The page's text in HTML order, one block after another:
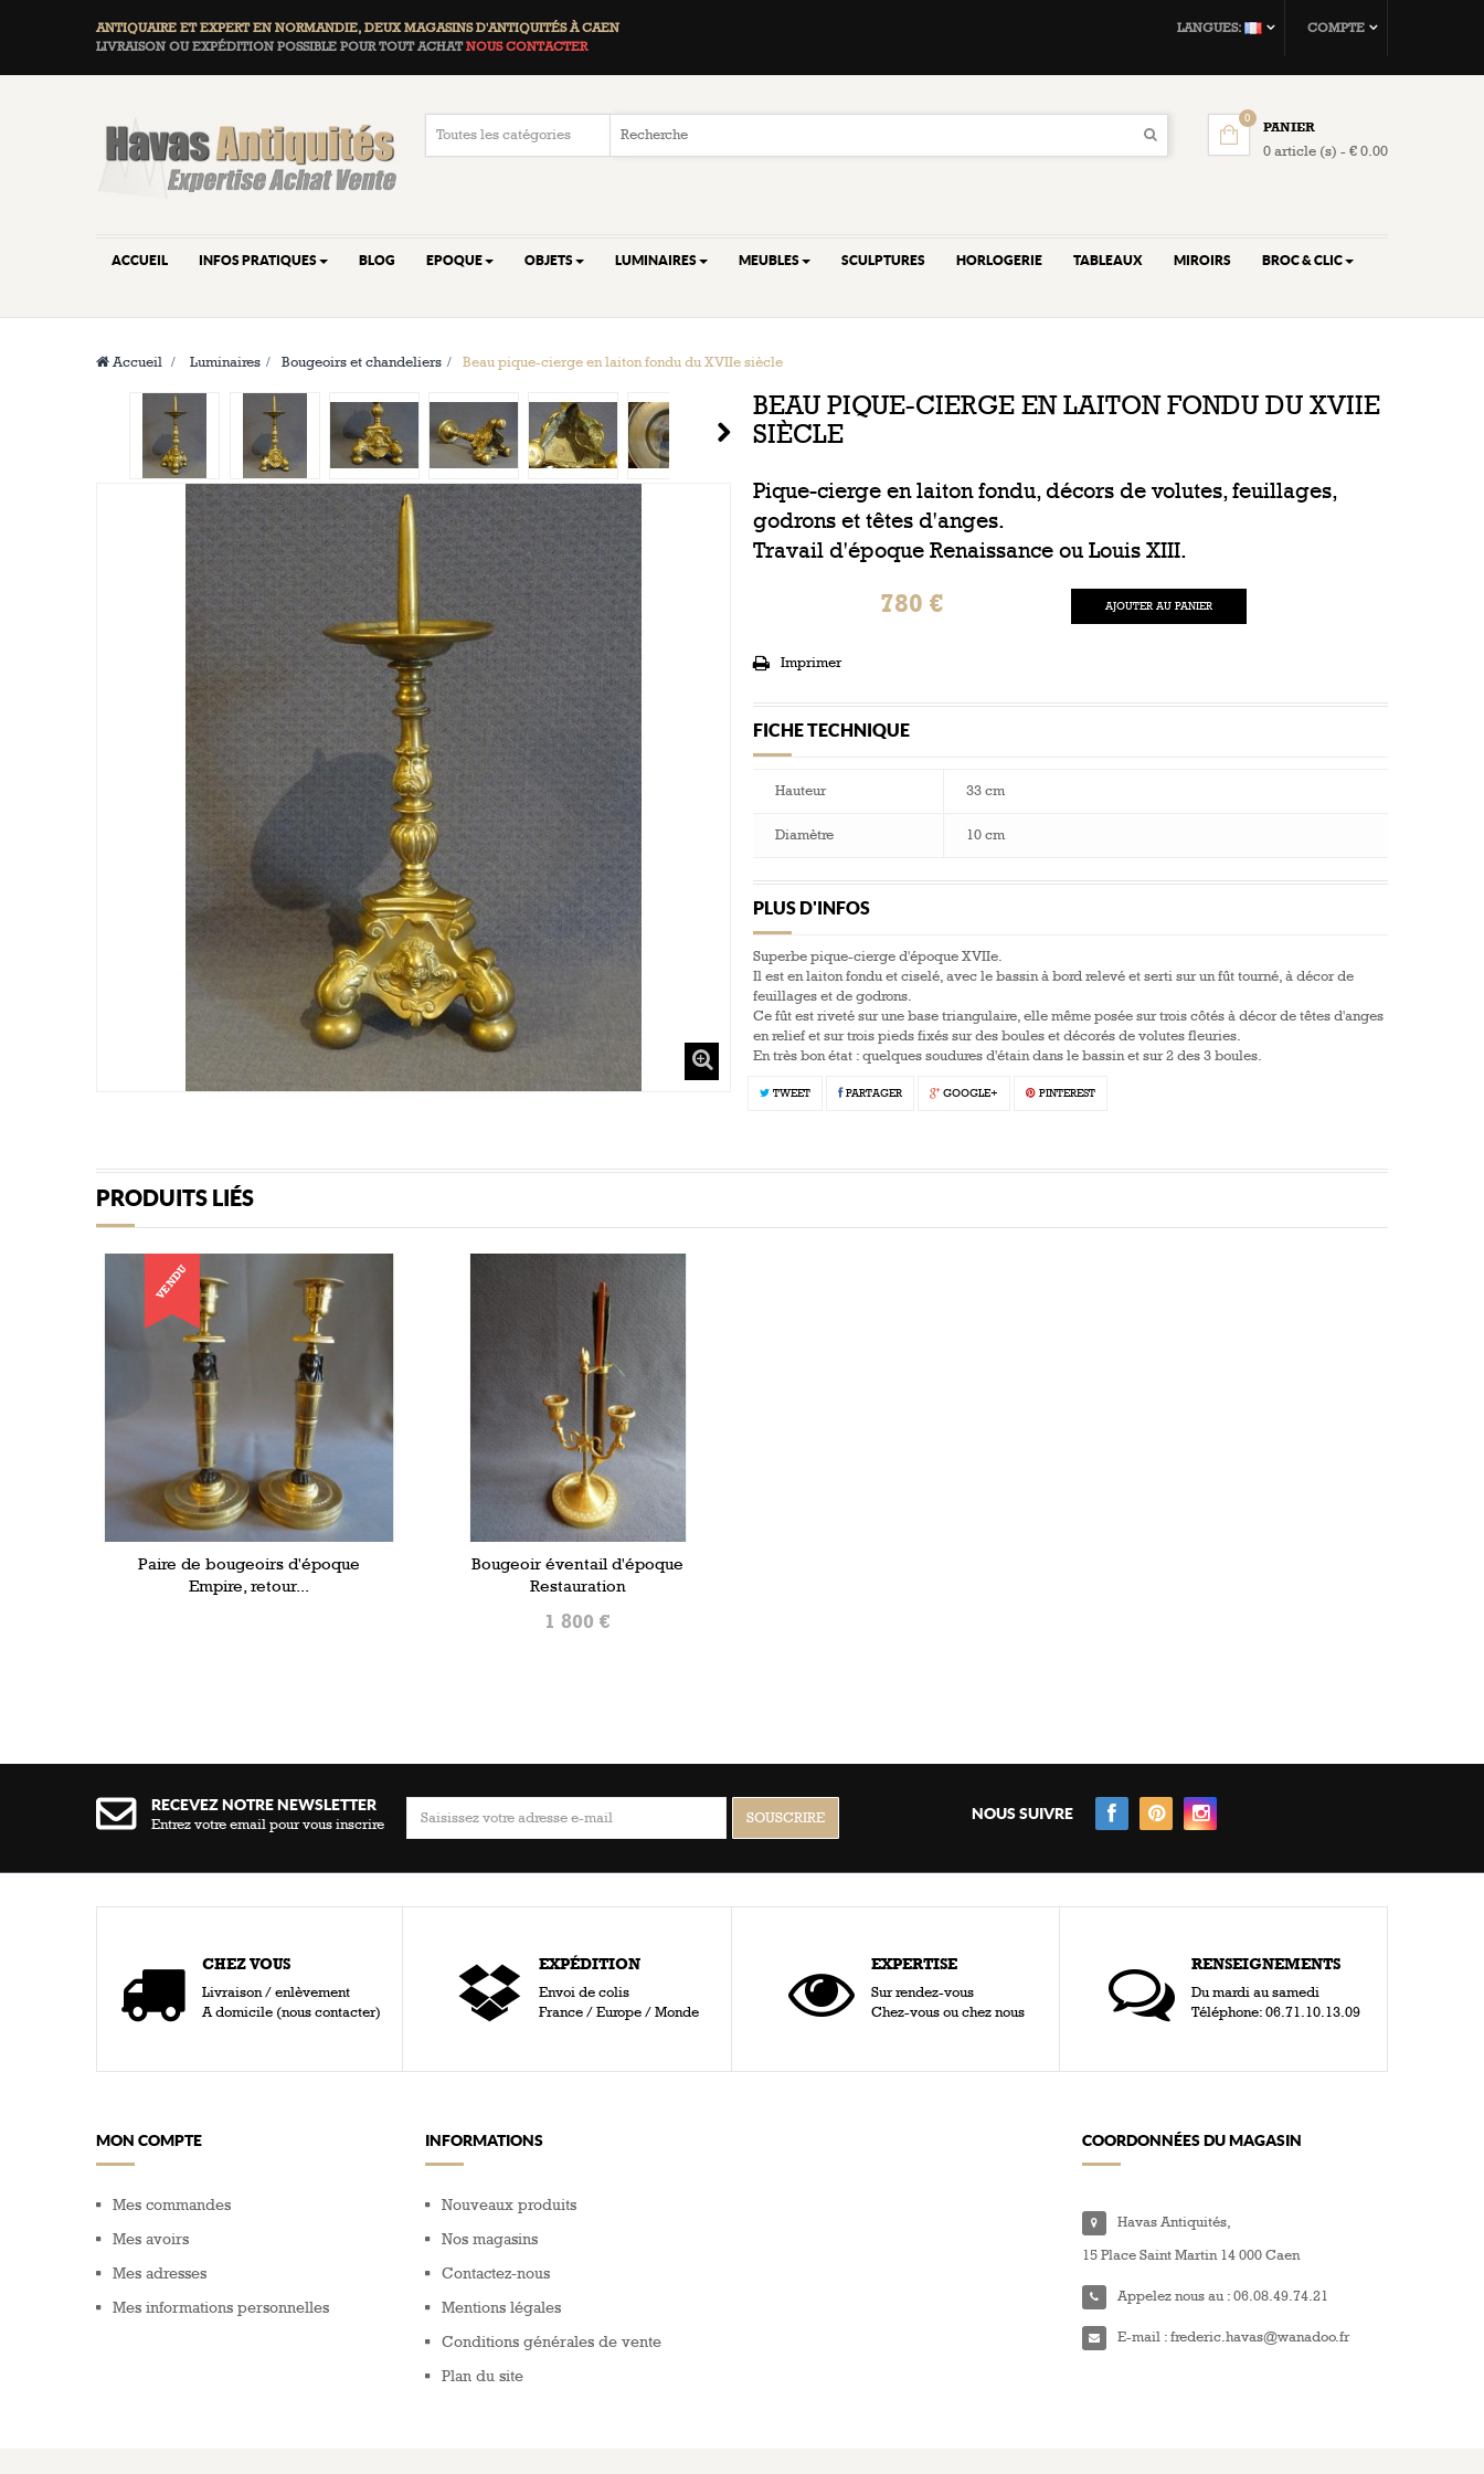
COMPTE
LANGUES:
ANTIQUAIRE ET EXPERT EN NORMANDIE, DEUXMAGASINS D'ANTIQUITÉS À CAEN
LIVRAISON OU EXPÉDITION POSSIBLE POUR TOUT ACHATNOUS CONTACTER
PANIER
0 article (s) - € 0.00
0
ACCUEIL INFOS PRATIQUES BLOG EPOQUE OBJETS LUMINAIRES MEUBLES SCULPTURES HORLOGERIE TABLEAUX MIROIRS BROC & CLIC
Accueil > Luminaires > Bougeoirs et chandeliers > Beau pique-cierge en laiton fondu du XVIIe siècle
BEAU PIQUE-CIERGE EN LAITON FONDU DU XVIIE
SIÈCLE
Pique-cierge en laiton fondu, décors de volutes, feuillages,
godrons et têtes d'anges.
Travail d'époque Renaissance ou Louis XIII.
780 € AJOUTER AU PANIER
Imprimer
FICHE TECHNIQUE
Hauteur 33 cm
Diamètre 10 cm
PLUS D'INFOS
Superbe pique-cierge d'époque XVIIe.
Il est en laiton fondu et ciselé, avec le bassin à bord relevé et serti sur un fût tourné, à décor de
feuillages et de godrons.
Ce fût est riveté sur une base triangulaire, elle même posée sur trois côtés à décor de têtes d'anges
en relief et sur troispieds fixés sur des boules et décorés de volutes fleuries.
En très bon état : quelques soudures d'étain dans le bassin et sur 2 des 3 boules.
TWEET PARTAGER GOOGLE+ PINTEREST
PRODUITS LIÉS
VENDU
Paire de bougeoirs d'époque
Empire, retour...
Bougeoir éventail d'époque
Restauration
1 800 €
RECEVEZ NOTRE NEWSLETTER
Entrez votre email pour vous inscrire
NOUS SUIVRE
CHEZ VOUS
Livraison / enlèvement
A domicile (nous contacter)
EXPÉDITION
Envoi de colis
France / Europe / Monde
EXPERTISE
Sur rendez-vous
Chez-vous ou chez nous
RENSEIGNEMENTS
Du mardi au samedi
Téléphone: 06.71.10.13.09
MON COMPTE
Mes commandes
Mes avoirs
Mes adresses
Mes informations personnelles
INFORMATIONS
Nouveaux produits
Nos magasins
Contactez-nous
Mentions légales
Conditions générales de vente
Plan du site
COORDONNÉES DU MAGASIN
Havas Antiquités,
15 Place Saint Martin 14 000 Caen
Appelez nous au :06.08.49.74.21
E-mail :frederic.havas@wanadoo.fr